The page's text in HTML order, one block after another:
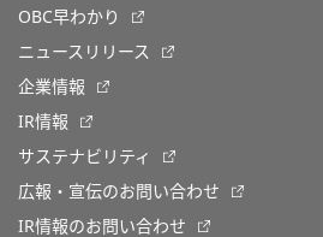
OBC早わかり
ニュースリリース
企業情報
IR情報
サステナビリティ
広報・宣伝のお問い合わせ
IR情報のお問い合わせ